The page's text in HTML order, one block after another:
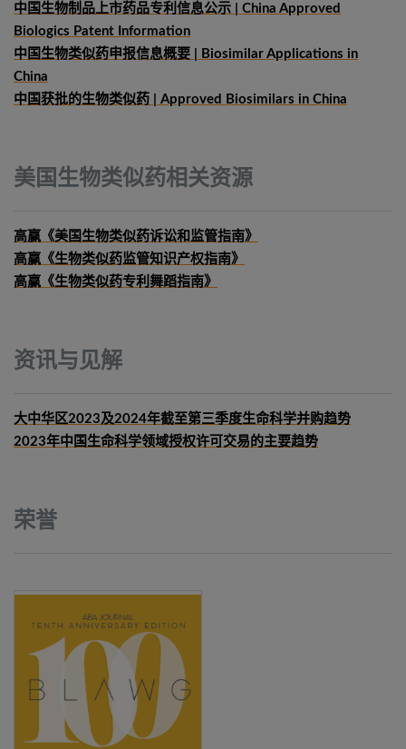
中国生物制品上市药品专利信息公示 | China Approved
Biologics Patent Information
中国生物类似药申报信息概要 | Biosimilar Applications in
China
中国获批的生物类似药 | Approved Biosimilars in China
美国生物类似药相关资源
高赢《美国生物类似药诉讼和监管指南》
高赢《生物类似药监管知识产权指南》
高赢《生物类似药专利舞蹈指南》
资讯与见解
大中华区2023及2024年截至第三季度生命科学并购趋势
2023年中国生命科学领域授权许可交易的主要趋势
荣誉